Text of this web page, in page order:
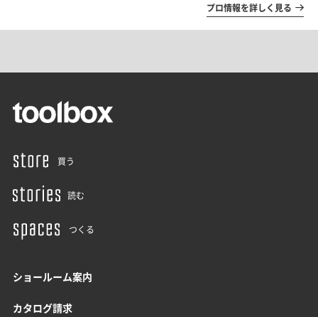
プロ情報を詳しく見る
買う
読む
つくる
ショールーム案内
カタログ請求